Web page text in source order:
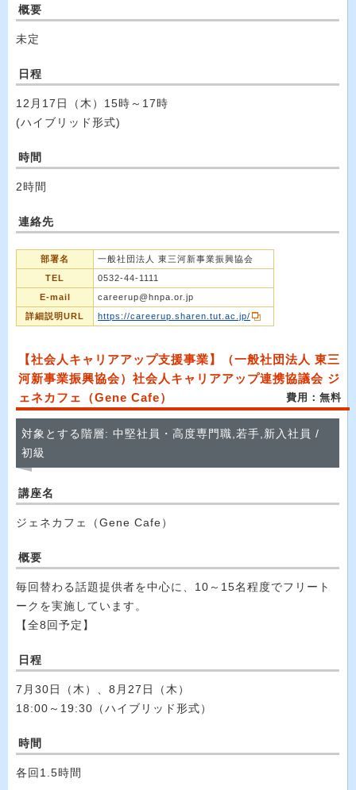
概要
未定
日程
12月17日（木）15時～17時
(ハイブリッド形式)
時間
2時間
連絡先
部署名
一般社団法人 東三河新事業振興協会
TEL
0532-44-1111
E-mail
careerup@hnpa.or.jp
詳細説明URL
https://careerup.sharen.tut.ac.jp/
【社会人キャリアアップ支援事業】（一般社団法人 東三
河新事業振興協会）社会人キャリアアップ連携協議会 ジ
ェネカフェ（Gene Cafe）
費用：無料
対象とする階層: 中堅社員・高度専門職,若手,新入社員 /
初級
講座名
ジェネカフェ（Gene Cafe）
概要
毎回替わる話題提供者を中心に、10～15名程度でフリート
ークを実施しています。
【全8回予定】
日程
7月30日（木）、8月27日（木）
18:00～19:30（ハイブリッド形式）
時間
各回1.5時間